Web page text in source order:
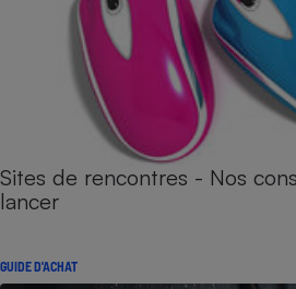
Sites de rencontres - Nos
lancer
GUIDE D'ACHAT